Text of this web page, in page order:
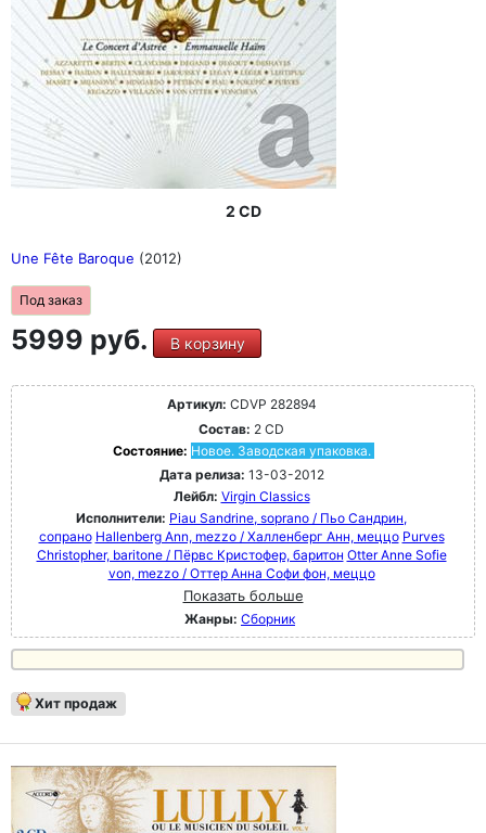
2 CD
Une Fête Baroque (2012)
Под заказ
5999 руб. В корзину
Артикул: CDVP 282894
Состав: 2 CD
Состояние: Новое. Заводская упаковка.
Дата релиза: 13-03-2012
Лейбл: Virgin Classics
Исполнители: Piau Sandrine, soprano / Пьо Сандрин,
сопрано Hallenberg Ann, mezzo / Халленберг Анн, меццо Purves
Christopher, baritone / Пёрвс Кристофер, баритон Otter Anne Sofie
von, mezzo / Оттер Анна Софи фон, меццо
Показать больше
Жанры: Сборник
Хит продаж